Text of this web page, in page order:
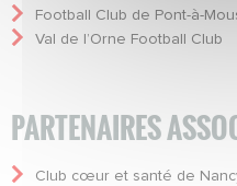
Football Club de Pont-à-
Val de l’Orne Football Club
PARTENAIRES
Club cœur et santé de